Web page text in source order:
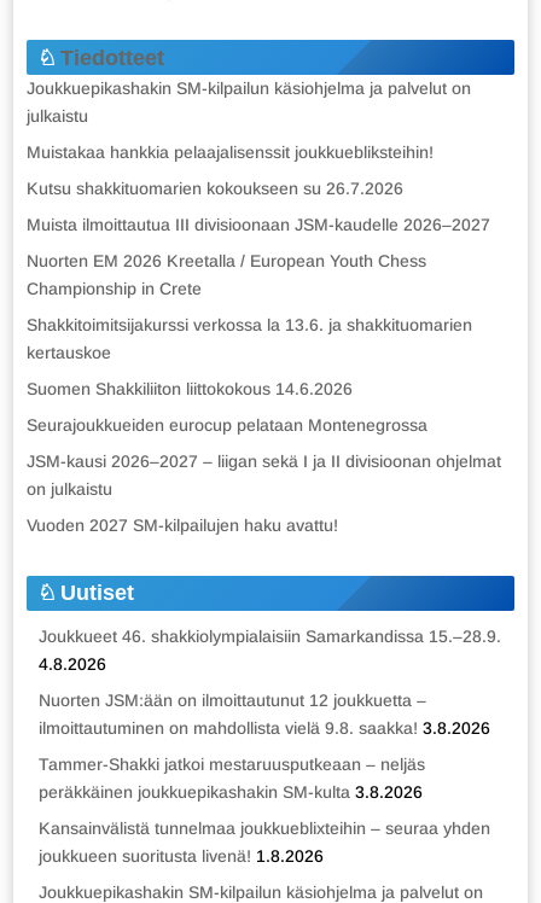
Tiedotteet
Joukkuepikashakin SM-kilpailun käsiohjelma ja palvelut on
julkaistu
Muistakaa hankkia pelaajalisenssit joukkuebliksteihin!
Kutsu shakkituomarien kokoukseen su 26.7.2026
Muista ilmoittautua III divisioonaan JSM-kaudelle 2026–2027
Nuorten EM 2026 Kreetalla / European Youth Chess
Championship in Crete
Shakkitoimitsijakurssi verkossa la 13.6. ja shakkituomarien
kertauskoe
Suomen Shakkiliiton liittokokous 14.6.2026
Seurajoukkueiden eurocup pelataan Montenegrossa
JSM-kausi 2026–2027 – liigan sekä I ja II divisioonan ohjelmat
on julkaistu
Vuoden 2027 SM-kilpailujen haku avattu!
Uutiset
Joukkueet 46. shakkiolympialaisiin Samarkandissa 15.–28.9.
4.8.2026
Nuorten JSM:ään on ilmoittautunut 12 joukkuetta –
ilmoittautuminen on mahdollista vielä 9.8. saakka! 3.8.2026
Tammer-Shakki jatkoi mestaruusputkeaan – neljäs
peräkkäinen joukkuepikashakin SM-kulta 3.8.2026
Kansainvälistä tunnelmaa joukkueblixteihin – seuraa yhden
joukkueen suoritusta livenä! 1.8.2026
Joukkuepikashakin SM-kilpailun käsiohjelma ja palvelut on